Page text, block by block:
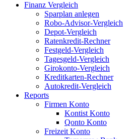
Finanz Vergleich
Sparplan anlegen
Robo-Advisor-Vergleich
Depot-Vergleich
Ratenkredit-Rechner
Festgeld-Vergleich
Tagesgeld-Vergleich
Girokonto-Vergleich
Kreditkarten-Rechner
Autokredit-Vergleich
Reports
Firmen Konto
Kontist Konto
Qonto Konto
Freizeit Konto